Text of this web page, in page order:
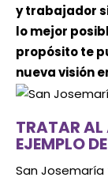
y trabajador
lo mejor
propósito te
nueva visión
TRATAR AL
EJEMPLO
San